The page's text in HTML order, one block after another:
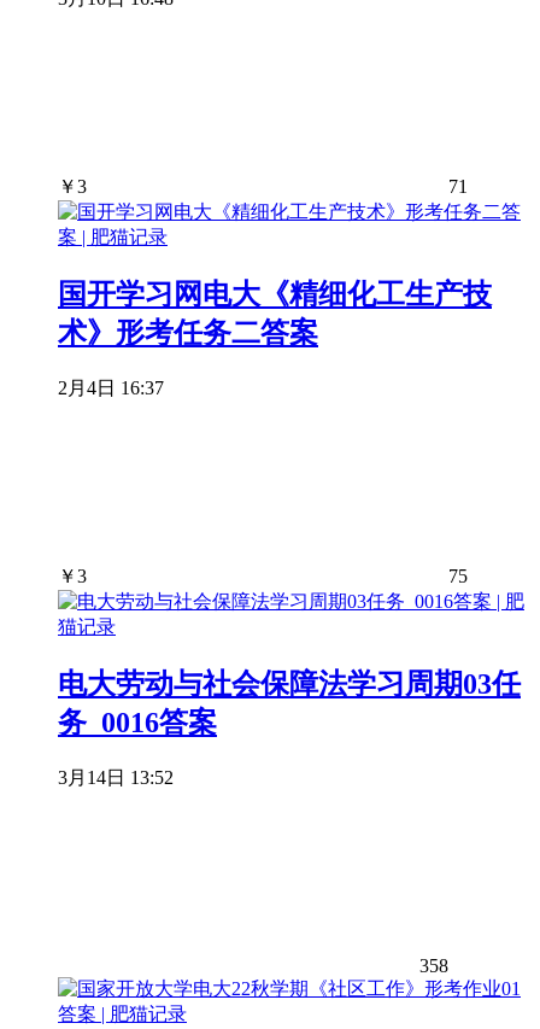
￥3 71
国开学习网电大《精细化工生产技
术》形考任务二答案
2月4日 16:37
￥3 75
电大劳动与社会保障法学习周期03任
务_0016答案
3月14日 13:52
358